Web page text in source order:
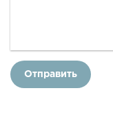
Отправить